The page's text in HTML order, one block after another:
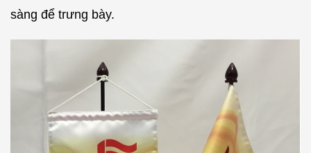
sàng để trưng bày.